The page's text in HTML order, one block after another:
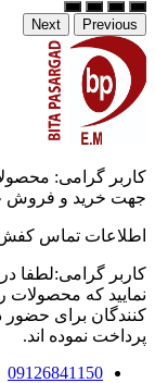
Previous
Next
کاربر گرامی:
جهت خرید و فروش
اطلاعات تماس کفش
کاربر گرامی:لطفا
نمایید که محصولات
کنندگان برای حضور
پرداخت نموده اند.
09126841150